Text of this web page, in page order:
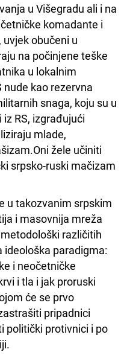
u Višegradu ali i na
komadante i
obučeni u
na počinjene teške
u lokalnim
nude kao rezervna
snaga, koju su u
RS, izgrađujući
mlade,
žele učiniti
srpsko-ruski mačizam
u takozvanim srpskim
i masovnija mreža
različitih
ideološka paradigma:
i neočetničke
i tla i jak proruski
će se prvo
pripadnici
politički protivnici i po